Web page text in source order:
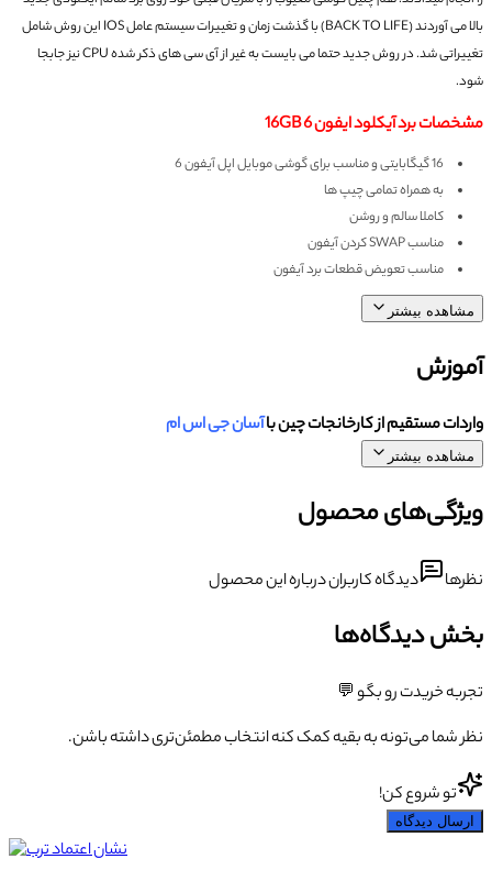
بالا می آوردند (BACK TO LIFE)
با گذشت زمان و تغییرات سیستم عامل IOS این روش شامل
تغییراتی شد.
در روش جدید حتما می بایست به غیر از آی سی های ذکر شده CPU نیز جابجا
شود.
مشخصات برد آیکلود ایفون 6 16GB
16 گیگابایتی و مناسب برای گوشی موبایل اپل آیفون 6
به همراه تمامی چیپ ها
کاملا سالم و روشن
مناسب SWAP کردن آیفون
مناسب تعویض قطعات برد آیفون
مشاهده بیشتر
آموزش
واردات مستقیم از کارخانجات چین باآسان جی اس ام
مشاهده بیشتر
ویژگی‌های محصول
نظرها دیدگاه کاربران درباره این محصول
بخش دیدگاه‌ها
تجربه خریدت رو بگو 💬
نظر شما می‌تونه به بقیه کمک کنه انتخاب مطمئن‌تری داشته باشن.
تو شروع کن!
ارسال دیدگاه